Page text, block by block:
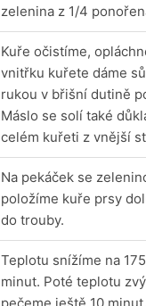
zelenina z 1/4
Kuře očistíme,
vnitřku kuřete dáme
rukou v břišní dutině
Máslo se solí také
celém kuřeti z vnější
Na pekáček se
položíme kuře prsy
do trouby.
Teplotu snížíme na
minut. Poté teplotu